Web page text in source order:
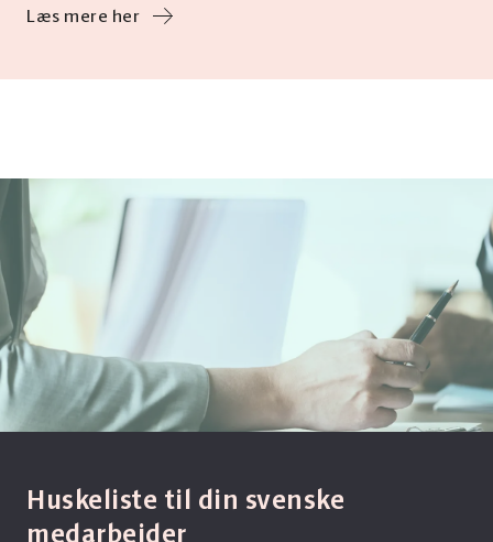
Læs mere her
Huskeliste til din svenske
medarbejder